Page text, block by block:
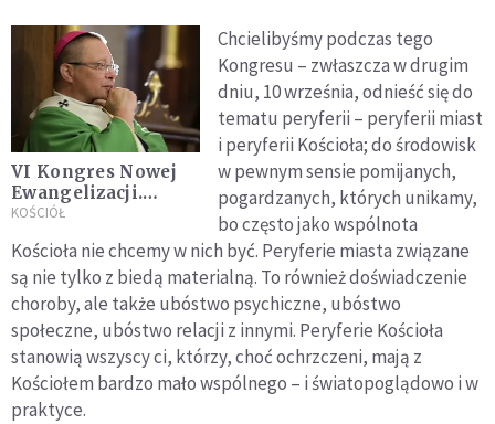
VI Kongres Nowej
Ewangelizacji.
Program, goście,
KOŚCIÓŁ
Chcielibyśmy podczas tego
Kongresu – zwłaszcza w drugim
dniu, 10 września, odnieść się do
tematu peryferii – peryferii miast
i peryferii Kościoła; do środowisk
w pewnym sensie pomijanych,
pogardzanych, których unikamy,
bo często jako wspólnota
Kościoła nie chcemy w nich być. Peryferie miasta związane
są nie tylko z biedą materialną. To również doświadczenie
choroby, ale także ubóstwo psychiczne, ubóstwo
społeczne, ubóstwo relacji z innymi. Peryferie Kościoła
stanowią wszyscy ci, którzy, choć ochrzczeni, mają z
Kościołem bardzo mało wspólnego – i światopoglądowo i w
praktyce.